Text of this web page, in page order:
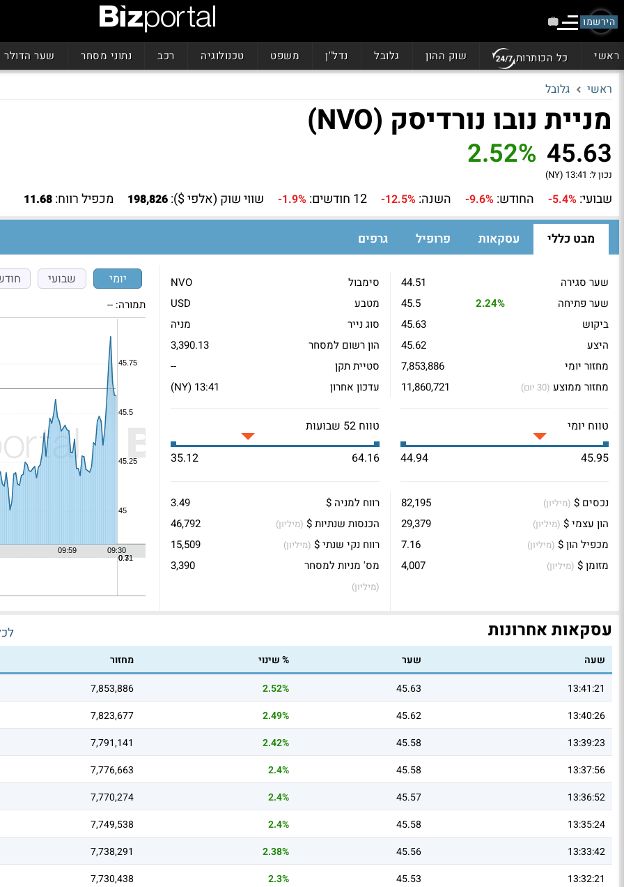
הירשמו
ראשי כל הכותרות שוק ההון גלובל נדל"ן משפט טכנולוגיה רכב נתוני מסחר שער הדולר
ראשי גלובל
מניית נובו נורדיסק (NVO)
45.63
2.52%
נכון ל: 13:41 (NY)
שבועי: -5.4% החודש: -9.6% השנה: -12.5% 12 חודשים: -1.9% שווי שוק (אלפי $): 198,826 מכפיל רווח: 11.68
מבט כללי עסקאות פרופיל גרפים
שער סגירה
44.51
שער פתיחה
2.24%
45.5
ביקוש
45.63
היצע
45.62
מחזור יומי
7,853,886
מחזור ממוצע (30 יום) 11,860,721
סימבול
NVO
מטבע
USD
סוג נייר
מניה
הון רשום למסחר
3,390.13
סטיית תקן
--
עדכון אחרון
13:41 (NY)
טווח יומי
45.95
44.94
טווח 52 שבועות
64.16
35.12
נכסים $ (מיליון)
82,195
הון עצמי $ (מיליון)
29,379
מכפיל הון $ (מיליון)
7.16
מזומן $ (מיליון) 4,007
רווח למניה $
3.49
הכנסות שנתיות $ (מיליון)
46,792
רווח נקי שנתי $ (מיליון)
15,509
מס' מניות למסחר
(מיליון)
3,390
יומי שבועי
תמורה: --
עסקאות אחרונות
שעה שער % שינוי
מחזור
13:41:21
45.63
2.52%
7,853,886
13:40:26
45.62
2.49%
7,823,677
13:39:23
45.58
2.42%
7,791,141
13:37:56
45.58
2.4%
7,776,663
13:36:52
45.57
2.4%
7,770,274
13:35:24
45.58
2.4%
7,749,538
13:33:42
45.56
2.38%
7,738,291
13:32:21
45.53
2.3%
7,730,438